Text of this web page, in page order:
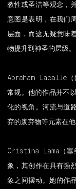
教性或圣洁等观念，
意图是表明，在我们
层面，而这无疑意味
物提升到神圣的层级。
Abraham Lacalle（
常规。他的作品并不
化的视角。河流与道
弃的废弃物等元素在
Cristina Lama（塞
象，其创作在具有强
象之间摆动。她的